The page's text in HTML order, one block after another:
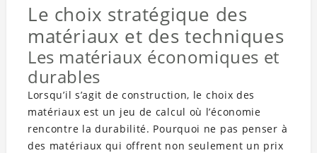
Le choix stratégique des
matériaux et des techniques
Les matériaux économiques et
durables
Lorsqu’il s’agit de construction, le choix des
matériaux est un jeu de calcul où l’économie
rencontre la durabilité. Pourquoi ne pas penser à
des matériaux qui offrent non seulement un prix